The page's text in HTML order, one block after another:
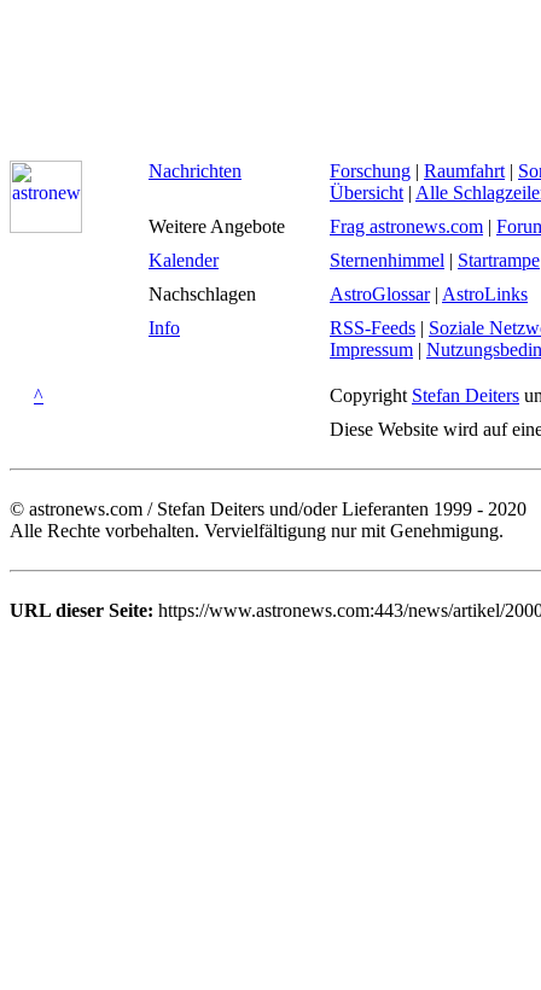
Nachrichten Forschung | Raumfahrt |
Übersicht | Alle
Weitere Angebote
Frag astronews.com |
Kalender
Sternenhimmel | Startrampe
Nachschlagen
AstroGlossar| AstroLinks
Info
RSS-Feeds | Soziale
Impressum |
^ Copyright Stefan Deiters
Diese Website wird auf
© astronews.com / Stefan Deiters und/oder Lieferanten 1999 - 2020
Alle Rechte vorbehalten. Vervielfältigung nur mit Genehmigung.
URL dieser Seite: https://www.astronews.com:443/news/artikel/